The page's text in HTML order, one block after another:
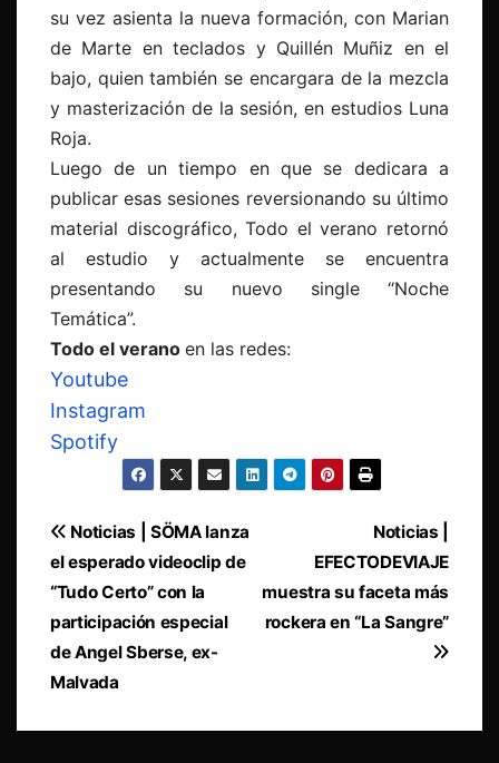
su vez asienta la nueva formación, con Marian
de Marte en teclados y Quillén Muñiz en el
bajo, quien también se encargara de la mezcla
y masterización de la sesión, en estudios Luna
Roja.
Luego de un tiempo en que se dedicara a
publicar esas sesiones reversionando su último
material discográfico, Todo el verano retornó
al estudio y actualmente se encuentra
presentando su nuevo single “Noche
Temática”.
Todo el verano en las redes:
Youtube
Instagram
Spotify
Navegación
de
entradas
Noticias |
EFECTODEVIAJE
muestra su faceta más
rockera en “La Sangre”
Noticias | SÖMA lanza
el esperado videoclip de
“Tudo Certo” con la
participación especial
de Angel Sberse, ex-
Malvada